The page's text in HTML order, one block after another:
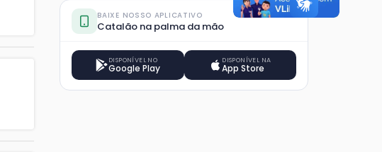
BAIXE NOSSO APLICATIVO
Catalão na palma da mão
DISPONÍVEL NO
Google Play
DISPONÍVEL NA
App Store